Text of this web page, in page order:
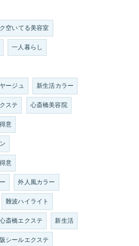
空いてる美容室
一人暮らし
ージュ
新生活カラー
ステ
心斎橋美容院
意
意
外人風カラー
難波ハイライト
心斎橋エクステ
新生活
シールエクステ